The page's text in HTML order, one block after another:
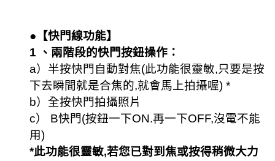
●【快門線功能】
1 、兩階段的快門按鈕操作：
a）半按快門自動對焦(此功能很靈敏,只要是按
下去瞬間就是合焦的,就會馬上拍攝喔) *
b）全按快門拍攝照片
c） B快門(按鈕一下ON.再一下OFF,沒電不能
用)
*此功能很靈敏,若您已對到焦或按得稍微大力